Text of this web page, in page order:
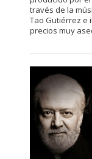
través de la
Tao Gutiérrez e
precios muy